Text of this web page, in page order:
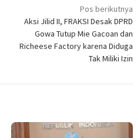
Pos berikutnya
Aksi Jilid II, FRAKSI Desak DPRD
Gowa Tutup Mie Gacoan dan
Richeese Factory karena Diduga
Tak Miliki Izin